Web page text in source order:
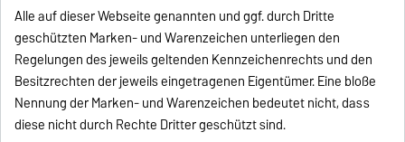
Alle auf dieser Webseite genannten und ggf. durch Dritte
geschützten Marken- und Warenzeichen unterliegen den
Regelungen des jeweils geltenden Kennzeichenrechts und den
Besitzrechten der jeweils eingetragenen Eigentümer. Eine bloße
Nennung der Marken- und Warenzeichen bedeutet nicht, dass
diese nicht durch Rechte Dritter geschützt sind.